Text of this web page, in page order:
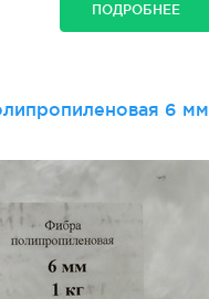
ПОДРОБНЕЕ
6 мм